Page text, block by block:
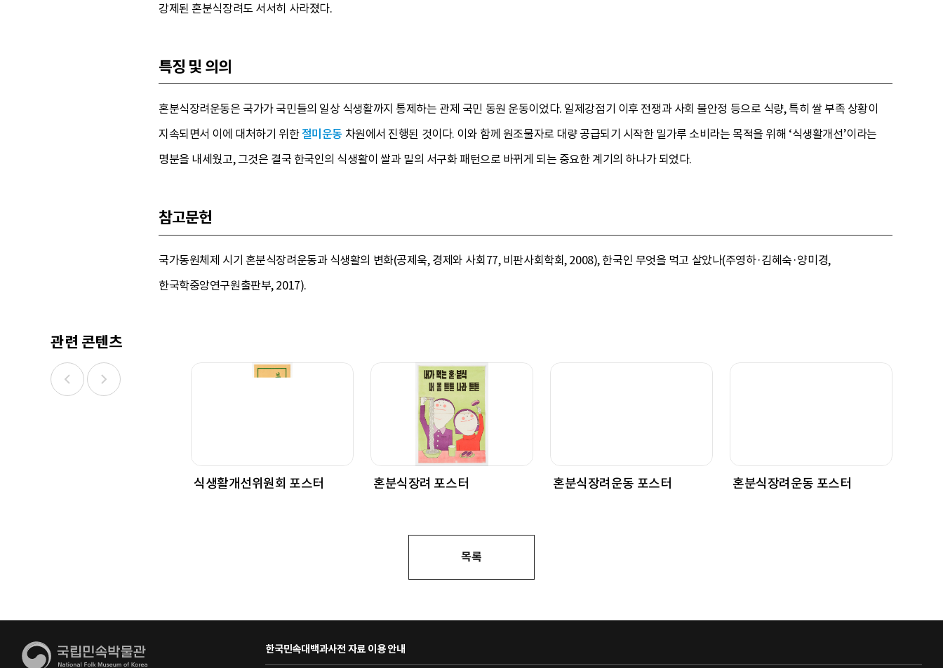
강제된 혼분식장려도 서서히 사라졌다.
특징 및 의의
혼분식장려운동은 국가가 국민들의 일상 식생활까지 통제하는 관제 국민 동원 운동이었다. 일제강점기 이후 전쟁과 사회 불안정 등으로 식량, 특히 쌀 부족 상황이
지속되면서 이에 대처하기 위한절미운동 차원에서 진행된 것이다. 이와 함께 원조물자로 대량 공급되기 시작한 밀가루 소비라는 목적을 위해 ‘식생활개선’이라는
명분을 내세웠고, 그것은 결국 한국인의 식생활이 쌀과 밀의 서구화 패턴으로 바뀌게 되는 중요한 계기의 하나가 되었다.
참고문헌
국가동원체제 시기 혼분식장려운동과 식생활의 변화(공제욱, 경제와 사회77, 비판사회학회, 2008), 한국인 무엇을 먹고 살았나(주영하·김혜숙·양미경,
한국학중앙연구원출판부, 2017).
관련 콘텐츠
식생활개선위원회 포스터 혼분식장려 포스터 혼분식장려운동 포스터 혼분식장려운동 포스터
목록
한국민속대백과사전 자료 이용 안내